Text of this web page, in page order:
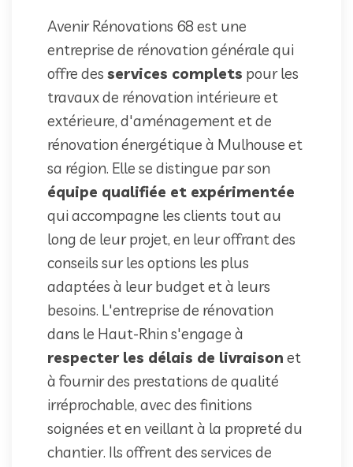
Avenir Rénovations 68 est une
entreprise de rénovation générale qui
offre des services complets pour les
travaux de rénovation intérieure et
extérieure, d'aménagement et de
rénovation énergétique à Mulhouse et
sa région. Elle se distingue par son
équipe qualifiée et expérimentée
qui accompagne les clients tout au
long de leur projet, en leur offrant des
conseils sur les options les plus
adaptées à leur budget et à leurs
besoins. L'entreprise de rénovation
dans le Haut-Rhin s'engage à
respecter les délais de livraison et
à fournir des prestations de qualité
irréprochable, avec des finitions
soignées et en veillant à la propreté du
chantier. Ils offrent des services de